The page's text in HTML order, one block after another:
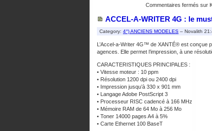
Commentaires fermés sur
ACCEL-A-WRITER 4G : le
Category: 4°) ANCIENS MODELES – Novalith
L’Accel-a-Writer 4G™ de XANTÉ® est conçue
agences. Elle permet l’impression, à une
CARACTERISTIQUES PRINCIPALES :
• Vitesse moteur : 10 ppm
• Résolution 1200 dpi ou 2400 dpi
• Impression jusqu’à 330 x 901 mm
• Langage Adobe PostScript 3
• Processeur RISC cadencé à 166 MHz
• Mémoire RAM de 64 Mo à 256 Mo
• Toner 14000 pages A4 à 5%
• Carte Ethernet 100 BaseT